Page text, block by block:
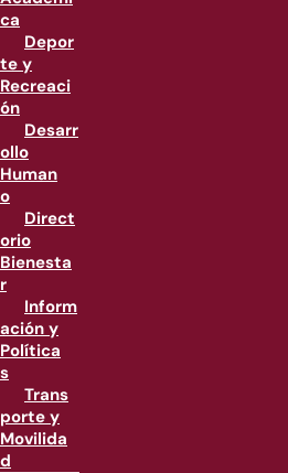
ca
Depor
te y
Recreaci
ón
Desarr
ollo
Human
o
Direct
orio
Bienesta
r
Inform
ación y
Política
s
Trans
porte y
Movilida
d